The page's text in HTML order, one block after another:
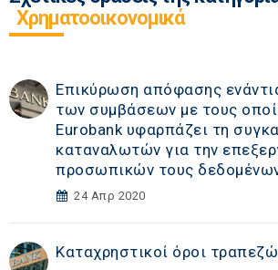
Χρηματοοικονομικά
Επικύρωση απόφασης
των συμβάσεων με τους
Eurobank υφαρπάζει τη
καταναλωτών για την
προσωπικών τους
24 Απρ 2020
Καταχρηστικοί όροι